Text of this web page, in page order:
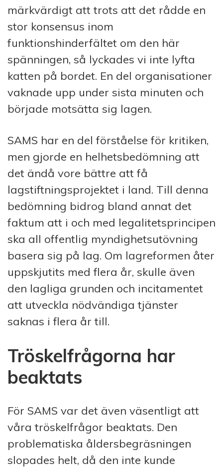
märkvärdigt att trots att det rådde en
stor konsensus inom
funktionshinderfältet om den här
spänningen, så lyckades vi inte lyfta
katten på bordet. En del organisationer
vaknade upp under sista minuten och
började motsätta sig lagen.
SAMS har en del förståelse för kritiken,
men gjorde en helhetsbedömning att
det ändå vore bättre att få
lagstiftningsprojektet i land. Till denna
bedömning bidrog bland annat det
faktum att i och med legalitetsprincipen
ska all offentlig myndighetsutövning
basera sig på lag. Om lagreformen åter
uppskjutits med flera år, skulle även
den lagliga grunden och incitamentet
att utveckla nödvändiga tjänster
saknas i flera år till.
Tröskelfrågorna har
beaktats
För SAMS var det även väsentligt att
våra tröskelfrågor beaktats. Den
problematiska åldersbegräsningen
slopades helt, då den inte kunde